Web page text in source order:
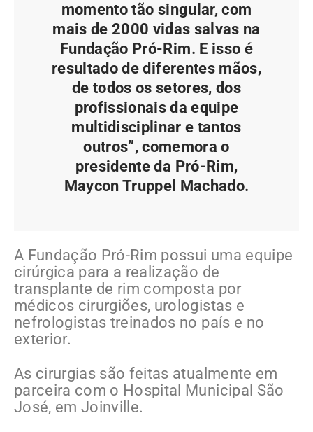
momento tão singular, com
mais de 2000 vidas salvas na
Fundação Pró-Rim. E isso é
resultado de diferentes mãos,
de todos os setores, dos
profissionais da equipe
multidisciplinar e tantos
outros”, comemora o
presidente da Pró-Rim,
Maycon Truppel Machado.
A Fundação Pró-Rim possui uma equipe
cirúrgica para a realização de
transplante de rim composta por
médicos cirurgiões, urologistas e
nefrologistas treinados no país e no
exterior.
As cirurgias são feitas atualmente em
parceira com o Hospital Municipal São
José, em Joinville.